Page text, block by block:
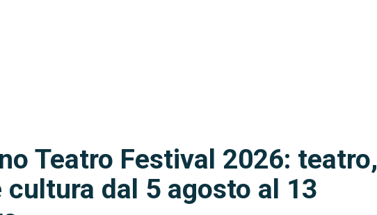
Teatro Festival 2026: teatro,
cultura dal 5 agosto al 13